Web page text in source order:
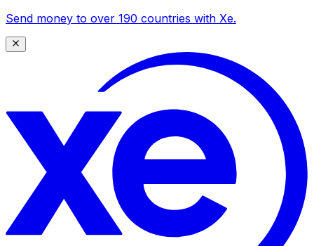
Send money to over 190 countries with Xe.